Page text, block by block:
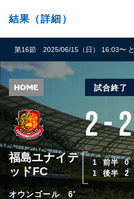
結果（詳細）
第16節 2025/06/15（日） 16:03〜
HOME
福島ユナイテ
ッドFC
オウンゴール 6'
試合終了
2-
1 前半
0
1
後半 2